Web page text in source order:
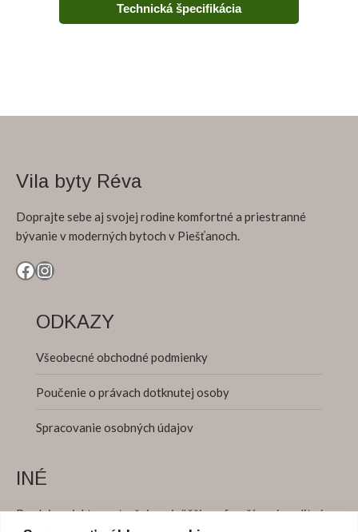
Technická špecifikácia
Vila byty Réva
Doprajte sebe aj svojej rodine komfortné a priestranné
bývanie v moderných bytoch v Piešťanoch.
Facebook Instagram
ODKAZY
Všeobecné obchodné podmienky
Poučenie o právach dotknutej osoby
Spracovanie osobných údajov
INÉ
Predaj projektu zastrešuje najväčšia nefranšízová realitná